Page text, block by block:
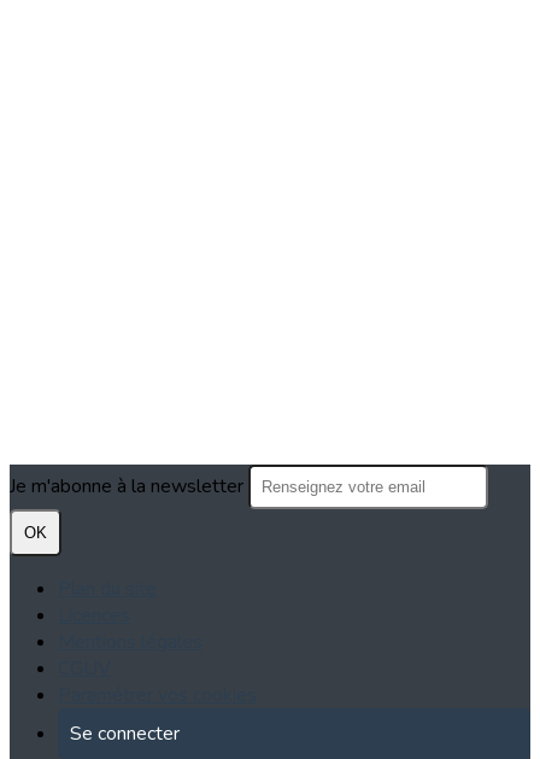
Je m'abonne à la newsletter
OK
Se connecter